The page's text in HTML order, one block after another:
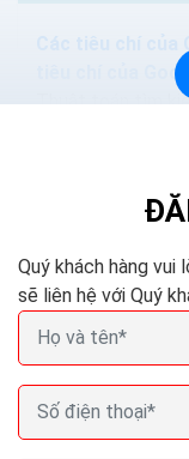
Các tiêu chí của
tiêu chí của
Thuật toán tìm
Quý khách hàng vui
sẽ liên hệ với Quý